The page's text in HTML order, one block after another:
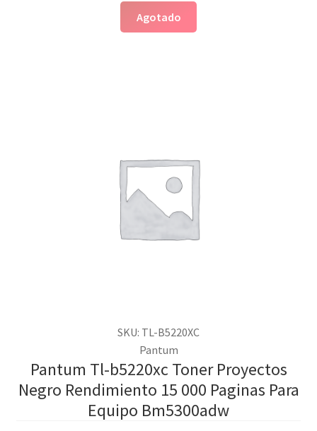
Agotado
SKU: TL-B5220XC
Pantum
Pantum Tl-b5220xc Toner Proyectos
Negro Rendimiento 15 000 Paginas Para
Equipo Bm5300adw